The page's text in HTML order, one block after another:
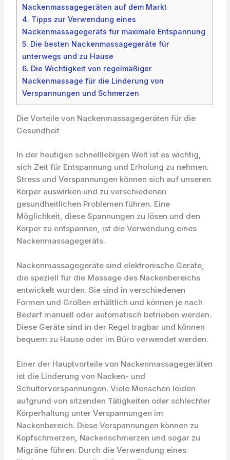
Nackenmassagegeräten auf dem Markt
4. Tipps zur Verwendung eines
Nackenmassagegeräts für maximale Entspannung
5. Die besten Nackenmassagegeräte für
unterwegs und zu Hause
6. Die Wichtigkeit von regelmäßiger
Nackenmassage für die Linderung von
Verspannungen und Schmerzen
Die Vorteile von Nackenmassagegeräten für die
Gesundheit
In der heutigen schnelllebigen Welt ist es wichtig,
sich Zeit für Entspannung und Erholung zu nehmen.
Stress und Verspannungen können sich auf unseren
Körper auswirken und zu verschiedenen
gesundheitlichen Problemen führen. Eine
Möglichkeit, diese Spannungen zu lösen und den
Körper zu entspannen, ist die Verwendung eines
Nackenmassagegeräts.
Nackenmassagegeräte sind elektronische Geräte,
die speziell für die Massage des Nackenbereichs
entwickelt wurden. Sie sind in verschiedenen
Formen und Größen erhältlich und können je nach
Bedarf manuell oder automatisch betrieben werden.
Diese Geräte sind in der Regel tragbar und können
bequem zu Hause oder im Büro verwendet werden.
Einer der Hauptvorteile von Nackenmassagegeräten
ist die Linderung von Nacken- und
Schulterverspannungen. Viele Menschen leiden
aufgrund von sitzenden Tätigkeiten oder schlechter
Körperhaltung unter Verspannungen im
Nackenbereich. Diese Verspannungen können zu
Kopfschmerzen, Nackenschmerzen und sogar zu
Migräne führen. Durch die Verwendung eines